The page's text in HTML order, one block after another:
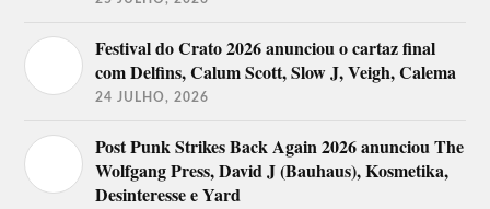
Festival do Crato 2026 anunciou o cartaz final
com Delfins, Calum Scott, Slow J, Veigh, Calema
24 JULHO, 2026
Post Punk Strikes Back Again 2026 anunciou The
Wolfgang Press, David J (Bauhaus), Kosmetika,
Desinteresse e Yard